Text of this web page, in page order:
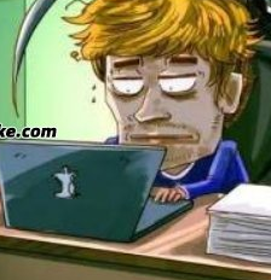
自己会出现热咳的现象，都是
气，才会出现气喘热咳的症
会加重自身的咳嗽，严重的时